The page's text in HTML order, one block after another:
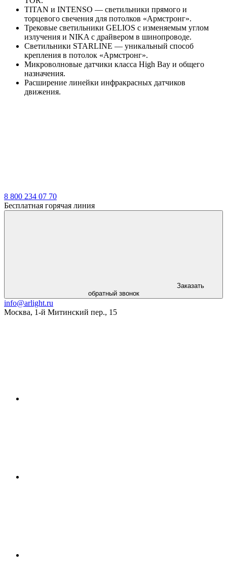
TITAN и INTENSO — светильники прямого и
торцевого свечения для потолков «Армстронг».
Трековые светильники GELIOS c изменяемым углом
излучения и NIKA с драйвером в шинопроводе.
Светильники STARLINE — уникальный способ
крепления в потолок «Армстронг».
Микроволновые датчики класса High Bay и общего
назначения.
Расширение линейки инфракрасных датчиков
движения.
8 800 234 07 70
Бесплатная горячая линия
Заказать
обратный звонок
info@arlight.ru
Москва, 1-й Митинский пер., 15